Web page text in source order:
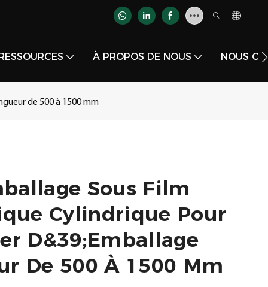
À PROPOS DE NOUS NOUS
de 500 à 1500 mm
Sous Film
Cylindrique Pour
D&39;emballage
De 500 À 1500 Mm